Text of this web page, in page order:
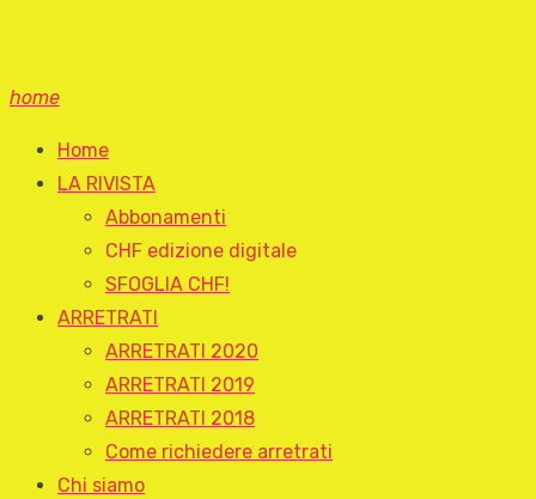
home
Home
LA RIVISTA
Abbonamenti
CHF edizione digitale
SFOGLIA CHF!
ARRETRATI
ARRETRATI 2020
ARRETRATI 2019
ARRETRATI 2018
Come richiedere arretrati
Chi siamo